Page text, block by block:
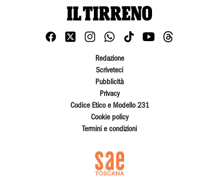
Redazione
Scriveteci
Pubblicità
Privacy
Codice Etico e Modello 231
Cookie policy
Termini e condizioni